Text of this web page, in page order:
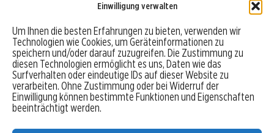
Einwilligung verwalten
Um Ihnen die besten Erfahrungen zu bieten, verwenden wir
Technologien wie Cookies, um Geräteinformationen zu
speichern und/oder darauf zuzugreifen. Die Zustimmung zu
diesen Technologien ermöglicht es uns, Daten wie das
Surfverhalten oder eindeutige IDs auf dieser Website zu
verarbeiten. Ohne Zustimmung oder bei Widerruf der
Einwilligung können bestimmte Funktionen und Eigenschaften
beeinträchtigt werden.
Robo-Advisor vergleichen
Depotvergleich
Festgeld vergleichen